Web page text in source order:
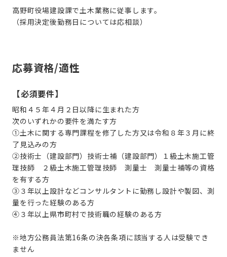
高野町役場建設課で土木業務に従事します。
（採用決定後勤務日については応相談）
応募資格/適性
【必須要件】
昭和４５年４月２日以降に生まれた方
次のいずれかの要件を満たす方
①土木に関する専門課程を修了した方又は令和８年３月に終
了見込みの方
②技術士（建設部門）技術士補（建設部門）１級土木施工管
理技師 ２級土木施工管理技師 測量士 測量士補等の資格
を有する方
③３年以上設計などコンサルタントに勤務し設計や製図、測
量を行った経験のある方
④３年以上県市町村で技術職の経験のある方
※地方公務員法第16条の決各条項に該当する人は受験でき
ません